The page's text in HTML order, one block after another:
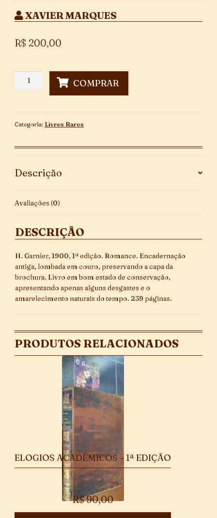
XAVIER MARQUES
R$ 200,00
Holocausto
COMPRAR
Categoria: Livros Raros
Descrição
Avaliações (0)
DESCRIÇÃO
H. Garnier, 1900, 1ª edição. Romance. Encadernação
antiga, lombada em couro, preservando a capa da
brochura. Livro em bom estado de conservação,
apresentando apenas alguns desgastes e o
amarelecimento naturais do tempo. 239 páginas.
PRODUTOS RELACIONADOS
ELOGIOS ACADÊMICOS – 1ª EDIÇÃO
R$90,00